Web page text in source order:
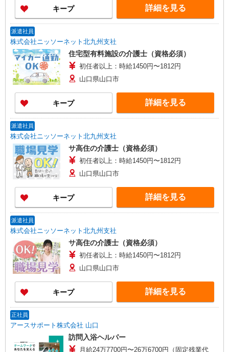
キープ 詳細を見る
派遣社員
株式会社ニッソーネット北九州支社
住宅型有料施設の介護士（資格必須）
初任者以上：時給1450円〜1812円
山口県山口市
キープ 詳細を見る
派遣社員
株式会社ニッソーネット北九州支社
サ高住の介護士（資格必須）
初任者以上：時給1450円〜1812円
山口県山口市
キープ 詳細を見る
派遣社員
株式会社ニッソーネット北九州支社
サ高住の介護士（資格必須）
初任者以上：時給1450円〜1812円
山口県山口市
キープ 詳細を見る
正社員
アースサポート株式会社 山口
訪問入浴ヘルパー
月給24万7700円〜26万6700円（固定残業代